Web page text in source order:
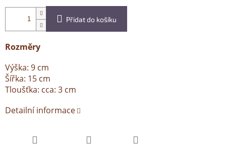
Přidat do košíku
Rozměry
Výška: 9 cm
Šířka: 15 cm
Tloušťka: cca: 3 cm
Detailní informace